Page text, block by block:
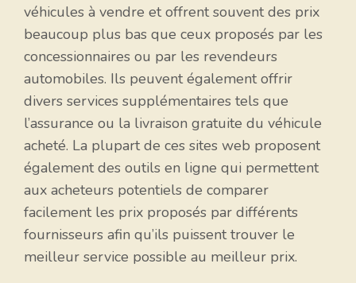
véhicules à vendre et offrent souvent des prix
beaucoup plus bas que ceux proposés par les
concessionnaires ou par les revendeurs
automobiles. Ils peuvent également offrir
divers services supplémentaires tels que
l’assurance ou la livraison gratuite du véhicule
acheté. La plupart de ces sites web proposent
également des outils en ligne qui permettent
aux acheteurs potentiels de comparer
facilement les prix proposés par différents
fournisseurs afin qu’ils puissent trouver le
meilleur service possible au meilleur prix.